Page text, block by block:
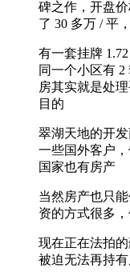
碑之作，开盘
了 30 多万 / 平
有一套挂牌
同一个小区有
房其实就是处
目的
翠湖天地的开
一些国外客户
国家也有房产
当然房产也只
资的方式很多
现在正在法拍
被迫无法再持